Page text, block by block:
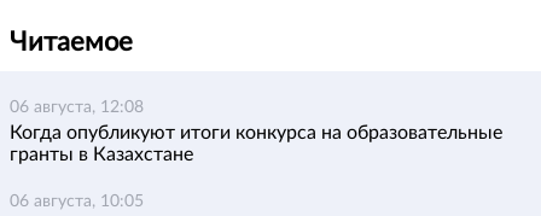
Читаемое
06 августа, 12:08
Когда опубликуют итоги конкурса на образовательные
гранты в Казахстане
06 августа, 10:05